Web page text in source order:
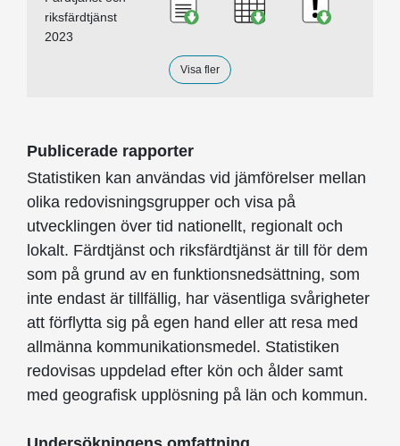
riksfärdtjänst
2023
Visa fler
Publicerade rapporter
Statistiken kan användas vid jämförelser mellan
olika redovisningsgrupper och visa på
utvecklingen över tid nationellt, regionalt och
lokalt. Färdtjänst och riksfärdtjänst är till för dem
som på grund av en funktionsnedsättning, som
inte endast är tillfällig, har väsentliga svårigheter
att förflytta sig på egen hand eller att resa med
allmänna kommunikationsmedel. Statistiken
redovisas uppdelad efter kön och ålder samt
med geografisk upplösning på län och kommun.